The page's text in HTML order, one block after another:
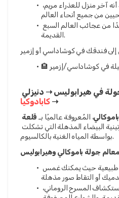
القديمة.
➝ كابادوكيا
باموكالي، المُعروفة عالميًا بـ
بواسطة المياه الغنية بالكالسيوم.